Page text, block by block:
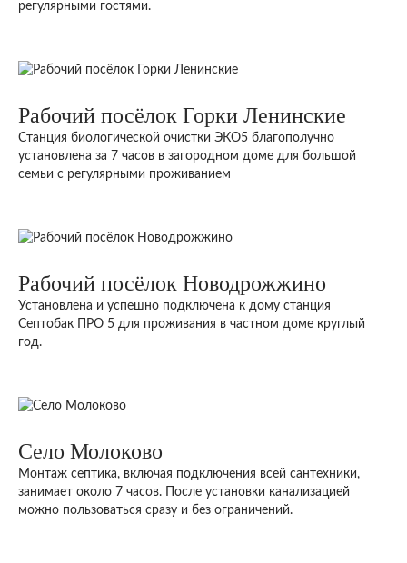
регулярными гостями.
Рабочий посёлок Горки Ленинские
Станция биологической очистки ЭКО5 благополучно
установлена за 7 часов в загородном доме для большой
семьи с регулярными проживанием
Рабочий посёлок Новодрожжино
Установлена и успешно подключена к дому станция
Септобак ПРО 5 для проживания в частном доме круглый
год.
Село Молоково
Монтаж септика, включая подключения всей сантехники,
занимает около 7 часов. После установки канализацией
можно пользоваться сразу и без ограничений.